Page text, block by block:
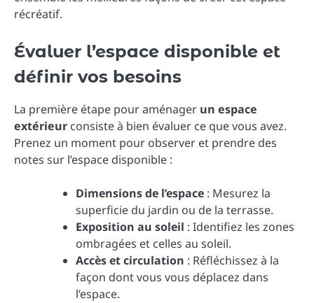
récréatif.
Évaluer l’espace disponible et
définir vos besoins
La première étape pour aménager un espace
extérieur consiste à bien évaluer ce que vous avez.
Prenez un moment pour observer et prendre des
notes sur l’espace disponible :
Dimensions de l’espace : Mesurez la
superficie du jardin ou de la terrasse.
Exposition au soleil : Identifiez les zones
ombragées et celles au soleil.
Accès et circulation : Réfléchissez à la
façon dont vous vous déplacez dans
l’espace.